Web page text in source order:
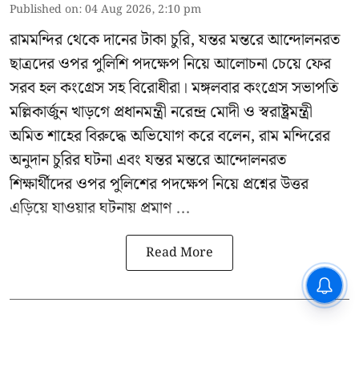
Published on:04 Aug 2026, 2:10 pm
রামমন্দির থেকে দানের টাকা চুরি, যন্তর মন্তরে আন্দোলনরত
ছাত্রদের ওপর পুলিশি পদক্ষেপ নিয়ে আলোচনা চেয়ে ফের
সরব হল কংগ্রেস সহ বিরোধীরা। মঙ্গলবার কংগ্রেস সভাপতি
মল্লিকার্জুন খাড়গে প্রধানমন্ত্রী নরেন্দ্র মোদী ও স্বরাষ্ট্রমন্ত্রী
অমিত শাহের বিরুদ্ধে অভিযোগ করে বলেন, রাম মন্দিরের
অনুদান চুরির ঘটনা এবং যন্তর মন্তরে আন্দোলনরত
শিক্ষার্থীদের ওপর পুলিশের পদক্ষেপ নিয়ে প্রশ্নের উত্তর
এড়িয়ে যাওয়ার ঘটনায় প্রমাণ ...
Read More